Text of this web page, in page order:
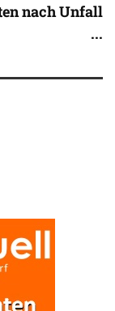
nach Unfall
...